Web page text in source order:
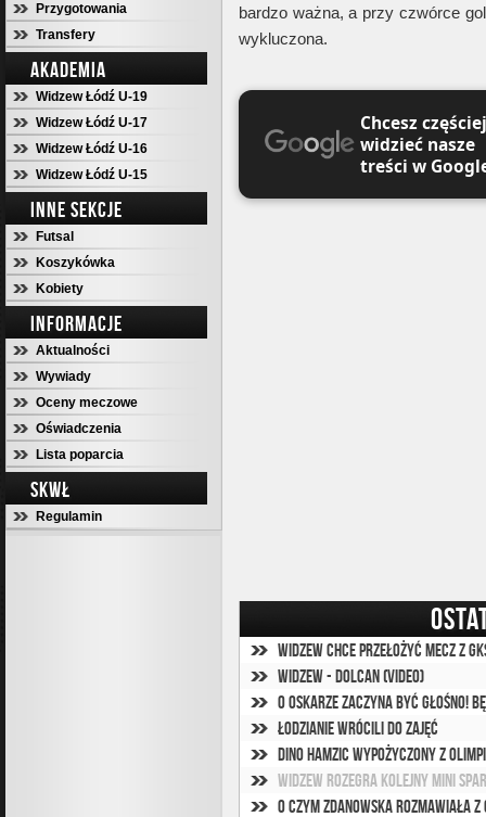
Przygotowania
Transfery
AKADEMIA
Widzew Łódź U-19
Widzew Łódź U-17
Widzew Łódź U-16
Widzew Łódź U-15
INNE SEKCJE
Futsal
Koszykówka
Kobiety
INFORMACJE
Aktualności
Wywiady
Oceny meczowe
Oświadczenia
Lista poparcia
SKWŁ
Regulamin
bardzo ważna, a przy czwórce
wykluczona.
Chcesz częściej
widzieć nasze
treści w
Widzew chce przełożyć mecz z
Widzew - Dolcan (video)
O Oskarze zaczyna być głośno!
Łodzianie wrócili do zajęć
Dino Hamzic wypożyczony z
Widzew rozegra kolejny mini
O czym Zdanowska rozmawiała z